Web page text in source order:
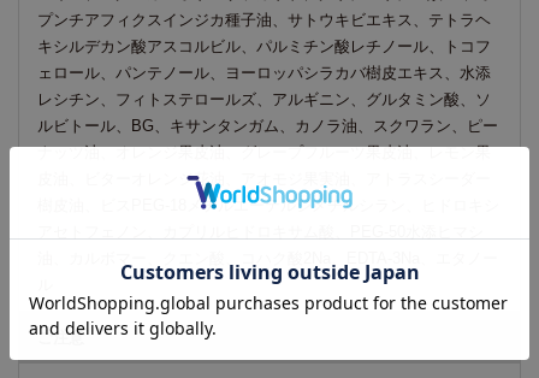
プンチアフィクスインジカ種子油、サトウキビエキス、テトラヘ
キシルデカン酸アスコルビル、パルミチン酸レチノール、トコフ
ェロール、パンテノール、ヨーロッパシラカバ樹皮エキス、水添
レシチン、フィトステロールズ、アルギニン、グルタミン酸、ソ
ルビトール、BG、キサンタンガム、カノラ油、スクワラン、ピー
ナッツ油、オレンジ果皮油、グレープフルーツ果皮油、レモン果
皮油、ビターオレンジ花油、アオモジ果実油、アトラスシーダー
樹皮油、ビスPEG-18メチルエーテルジメチルシラン、ヒドロキシ
ご注意